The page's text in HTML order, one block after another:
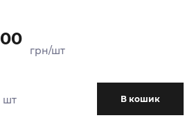
00
грн/шт
шт В кошик